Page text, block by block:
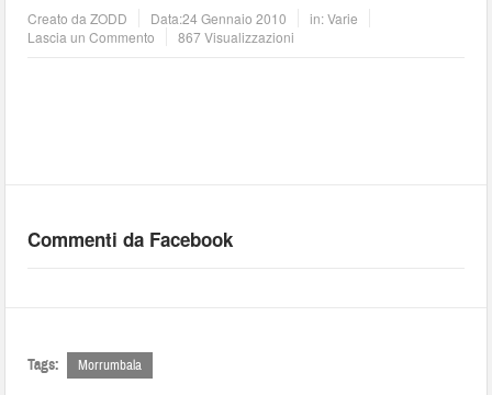
Creato daZODD Data:24 Gennaio 2010 in:Varie
Lascia un Commento
867 Visualizzazioni
Commenti da Facebook
Tags: Morrumbala